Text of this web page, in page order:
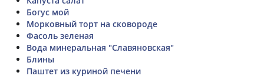
Богус мой
Морковный торт на сковороде
Фасоль зеленая
Вода минеральная "Славяновская"
Блины
Паштет из куриной печени